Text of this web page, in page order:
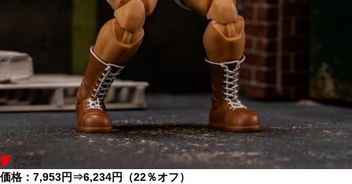
価格：7,953円⇒6,234円（22％オフ）